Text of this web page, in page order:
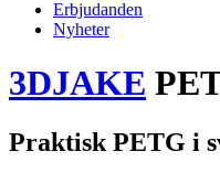
Erbjudanden
Nyheter
3DJAKE
Praktisk PETG i